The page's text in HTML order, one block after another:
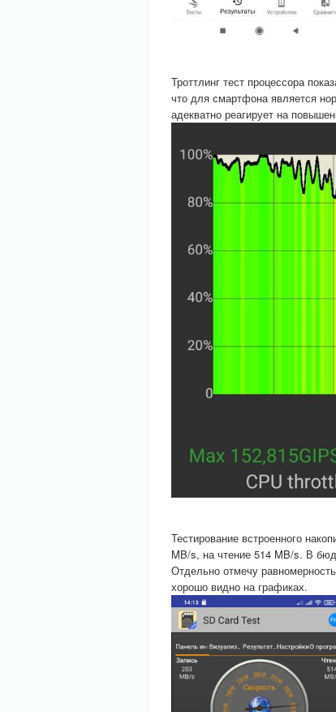
Троттлинг тест процессора
что для смартфона является
адекватно реагирует на
Тестирование встроенного
MB/s, на чтение 514 MB/s. В
Отдельно отмечу
хорошо видно на графиках.